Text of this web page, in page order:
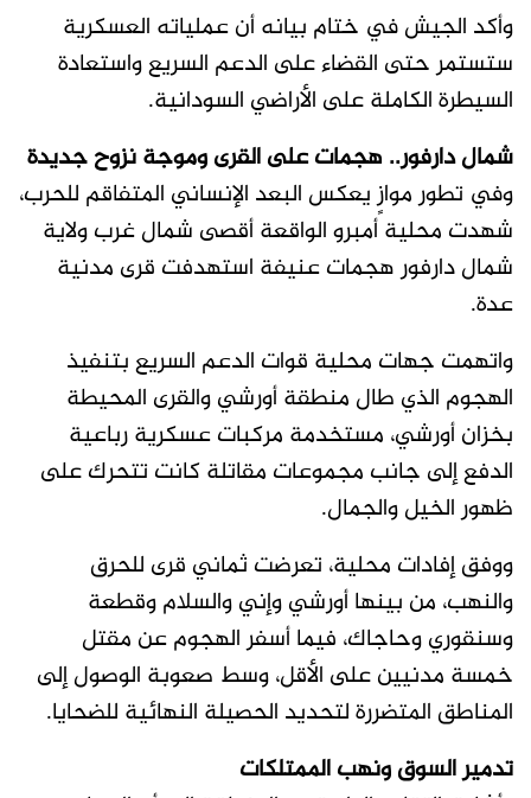
وأكد الجيش في ختام بيانه أن عملياته العسكرية
ستستمر حتى القضاء على الدعم السريع واستعادة
السيطرة الكاملة على الأراضي السودانية.
شمال دارفور.. هجمات على القرى وموجة نزوح جديدة
وفي تطور موازٍ يعكس البعد الإنساني المتفاقم للحرب،
شهدت محلية أمبرو الواقعة أقصى شمال غرب ولاية
شمال دارفور هجمات عنيفة استهدفت قرى مدنية
عدة.
واتهمت جهات محلية قوات الدعم السريع بتنفيذ
الهجوم الذي طال منطقة أورشي والقرى المحيطة
بخزان أورشي، مستخدمة مركبات عسكرية رباعية
الدفع إلى جانب مجموعات مقاتلة كانت تتحرك على
ظهور الخيل والجمال.
ووفق إفادات محلية، تعرضت ثماني قرى للحرق
والنهب، من بينها أورشي وإني والسلام وقطعة
وسنقوري وحاجاك، فيما أسفر الهجوم عن مقتل
خمسة مدنيين على الأقل، وسط صعوبة الوصول إلى
المناطق المتضررة لتحديد الحصيلة النهائية للضحايا.
تدمير السوق ونهب الممتلكات